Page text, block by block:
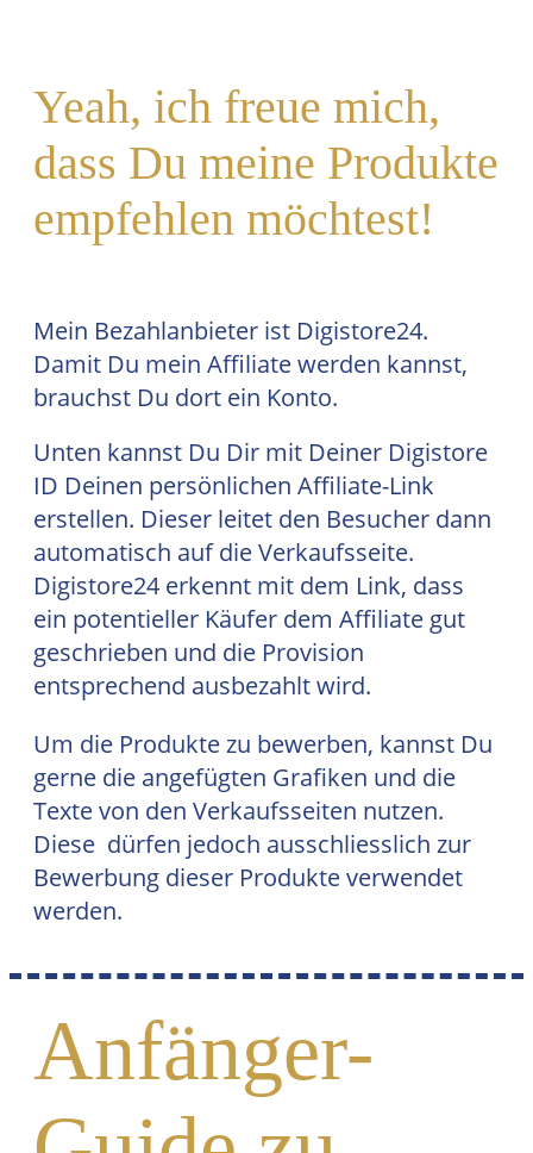
Yeah, ich freue mich,
dass Du meine Produkte
empfehlen möchtest!
Mein Bezahlanbieter ist Digistore24.
Damit Du mein Affiliate werden kannst,
brauchst Du dort ein Konto.
Unten kannst Du Dir mit Deiner Digistore
ID Deinen persönlichen Affiliate-Link
erstellen. Dieser leitet den Besucher dann
automatisch auf die Verkaufsseite.
Digistore24 erkennt mit dem Link, dass
ein potentieller Käufer dem Affiliate gut
geschrieben und die Provision
entsprechend ausbezahlt wird.
Um die Produkte zu bewerben, kannst Du
gerne die angefügten Grafiken und die
Texte von den Verkaufsseiten nutzen.
Diese dürfen jedoch ausschliesslich zur
Bewerbung dieser Produkte verwendet
werden.
Anfänger-